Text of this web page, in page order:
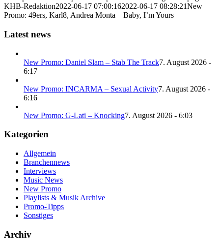
KHB-Redaktion2022-06-17 07:00:162022-06-17 08:28:21New
Promo: 49ers, Karl8, Andrea Monta – Baby, I’m Yours
Latest news
New Promo: Daniel Slam – Stab The Track7. August 2026 -
6:17
New Promo: INCARMA – Sexual Activity7. August 2026 -
6:16
New Promo: G-Lati – Knocking7. August 2026 - 6:03
Kategorien
Allgemein
Branchennews
Interviews
Music News
New Promo
Playlists & Musik Archive
Promo-Tipps
Sonstiges
Archiv